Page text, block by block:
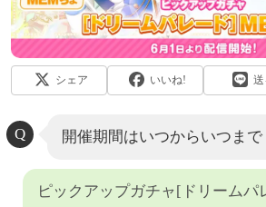
シェア いいね! 送
開催期間はいつからいつまで
ピックアップガチャ[ドリームパ